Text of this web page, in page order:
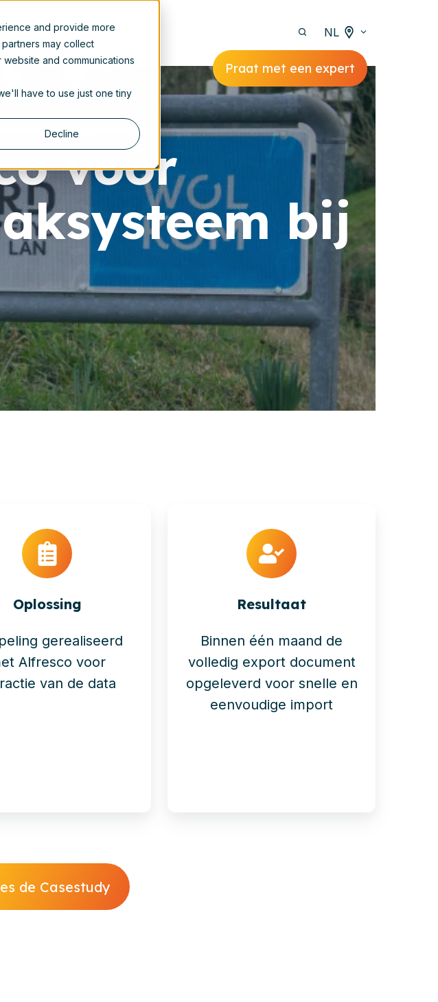
and provide more
may collect
and communications
have to use just one tiny
Decline
NL
Praat met een expert
voor
bij
Oplossing
gerealiseerd
Alfresco voor
van de data
Resultaat
Binnen één maand de
volledig export document
opgeleverd voor snelle en
eenvoudige import
de Casestudy